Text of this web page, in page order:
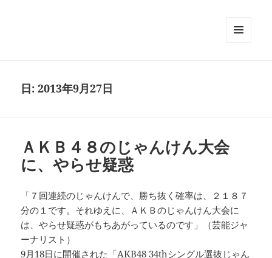
日:2013年9月27日
ＡＫＢ４８のじゃんけん大会
に、やらせ疑惑
「７回連続のじゃんけんで、勝ち抜く確率は、２１８７
分の１です。それゆえに、ＡＫＢのじゃんけん大会に
は、やらせ疑惑がもちあがっているのです」（芸能ジャ
ーナリスト）
9月18日に開催された「AKB48 34thシングル選抜じゃん